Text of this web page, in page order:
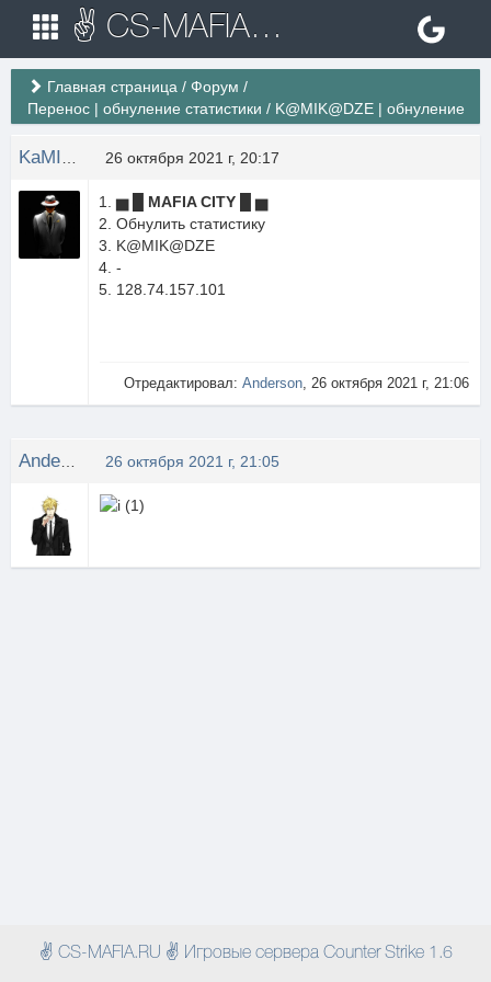
✌ CS-MAFIA.RU ✌ Игровые сервера Counter Strike 1.6
Главная страница / Форум /
Перенос | обнуление статистики / K@MIK@DZE | обнуление
26 октября 2021 г, 20:17
▅ █ MAFIA CITY █ ▅
Обнулить статистику
K@MIK@DZE
-
128.74.157.101
Отредактировал: Anderson, 26 октября 2021 г, 21:06
26 октября 2021 г, 21:05
✌ CS-MAFIA.RU ✌ Игровые сервера Counter Strike 1.6